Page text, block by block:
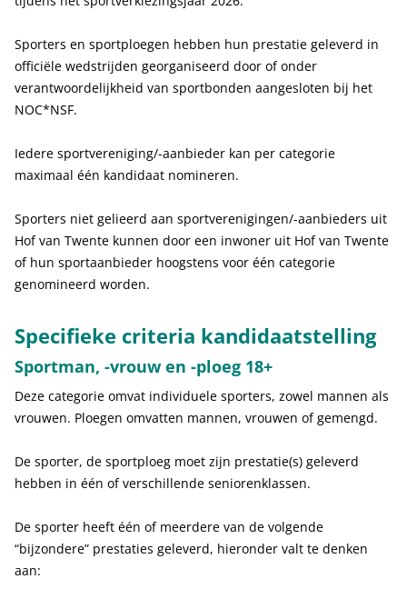
Sporters en sportploegen hebben hun prestatie geleverd in
officiële wedstrijden georganiseerd door of onder
verantwoordelijkheid van sportbonden aangesloten bij het
NOC*NSF.
Iedere sportvereniging/-aanbieder kan per categorie
maximaal één kandidaat nomineren.
Sporters niet gelieerd aan sportverenigingen/-aanbieders uit
Hof van Twente kunnen door een inwoner uit Hof van Twente
of hun sportaanbieder hoogstens voor één categorie
genomineerd worden.
Specifieke criteria kandidaatstelling
Sportman, -vrouw en -ploeg 18+
Deze categorie omvat individuele sporters, zowel mannen als
vrouwen. Ploegen omvatten mannen, vrouwen of gemengd.
De sporter, de sportploeg moet zijn prestatie(s) geleverd
hebben in één of verschillende seniorenklassen.
De sporter heeft één of meerdere van de volgende
“bijzondere” prestaties geleverd, hieronder valt te denken
aan: